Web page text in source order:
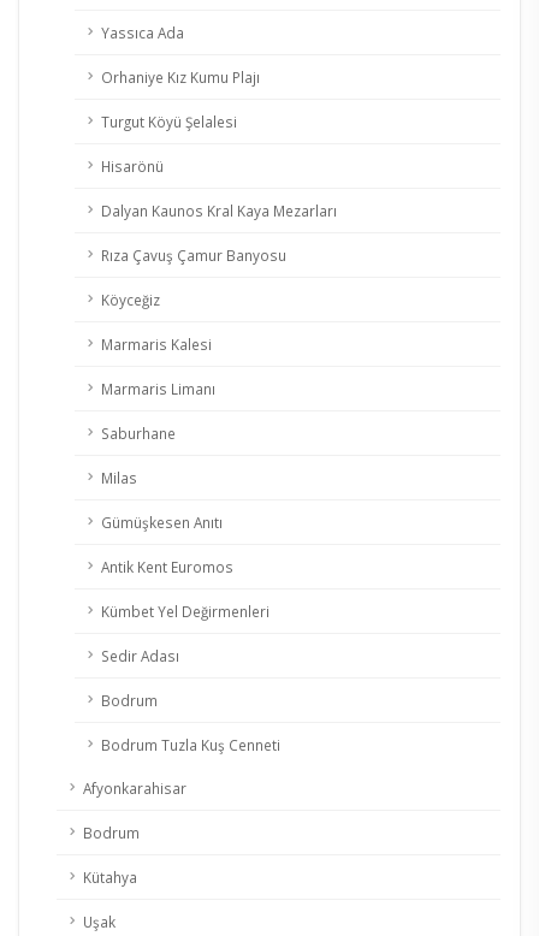
Yassıca Ada
Orhaniye Kız Kumu Plajı
Turgut Köyü Şelalesi
Hisarönü
Dalyan Kaunos Kral Kaya Mezarları
Rıza Çavuş Çamur Banyosu
Köyceğiz
Marmaris Kalesi
Marmaris Limanı
Saburhane
Milas
Gümüşkesen Anıtı
Antik Kent Euromos
Kümbet Yel Değirmenleri
Sedir Adası
Bodrum
Bodrum Tuzla Kuş Cenneti
Afyonkarahisar
Bodrum
Kütahya
Uşak